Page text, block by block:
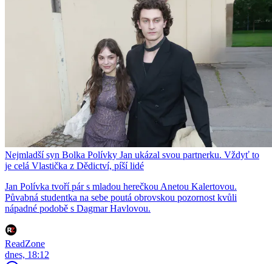
Nejmladší syn Bolka Polívky Jan ukázal svou partnerku. Vždyť to
je celá Vlastička z Dědictví, píší lidé
Jan Polívka tvoří pár s mladou herečkou Anetou Kalertovou.
Půvabná studentka na sebe poutá obrovskou pozornost kvůli
nápadné podobě s Dagmar Havlovou.
ReadZone
dnes, 18:12